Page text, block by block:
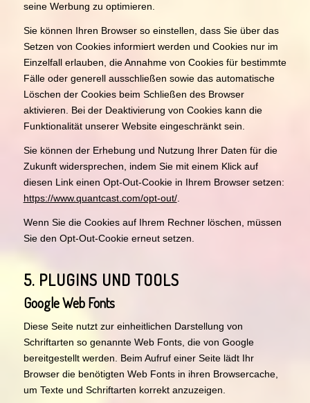
seine Werbung zu optimieren.
Sie können Ihren Browser so einstellen, dass Sie über das
Setzen von Cookies informiert werden und Cookies nur im
Einzelfall erlauben, die Annahme von Cookies für bestimmte
Fälle oder generell ausschließen sowie das automatische
Löschen der Cookies beim Schließen des Browser
aktivieren. Bei der Deaktivierung von Cookies kann die
Funktionalität unserer Website eingeschränkt sein.
Sie können der Erhebung und Nutzung Ihrer Daten für die
Zukunft widersprechen, indem Sie mit einem Klick auf
diesen Link einen Opt-Out-Cookie in Ihrem Browser setzen:
https://www.quantcast.com/opt-out/.
Wenn Sie die Cookies auf Ihrem Rechner löschen, müssen
Sie den Opt-Out-Cookie erneut setzen.
5. PLUGINS UND TOOLS
Google Web Fonts
Diese Seite nutzt zur einheitlichen Darstellung von
Schriftarten so genannte Web Fonts, die von Google
bereitgestellt werden. Beim Aufruf einer Seite lädt Ihr
Browser die benötigten Web Fonts in ihren Browsercache,
um Texte und Schriftarten korrekt anzuzeigen.